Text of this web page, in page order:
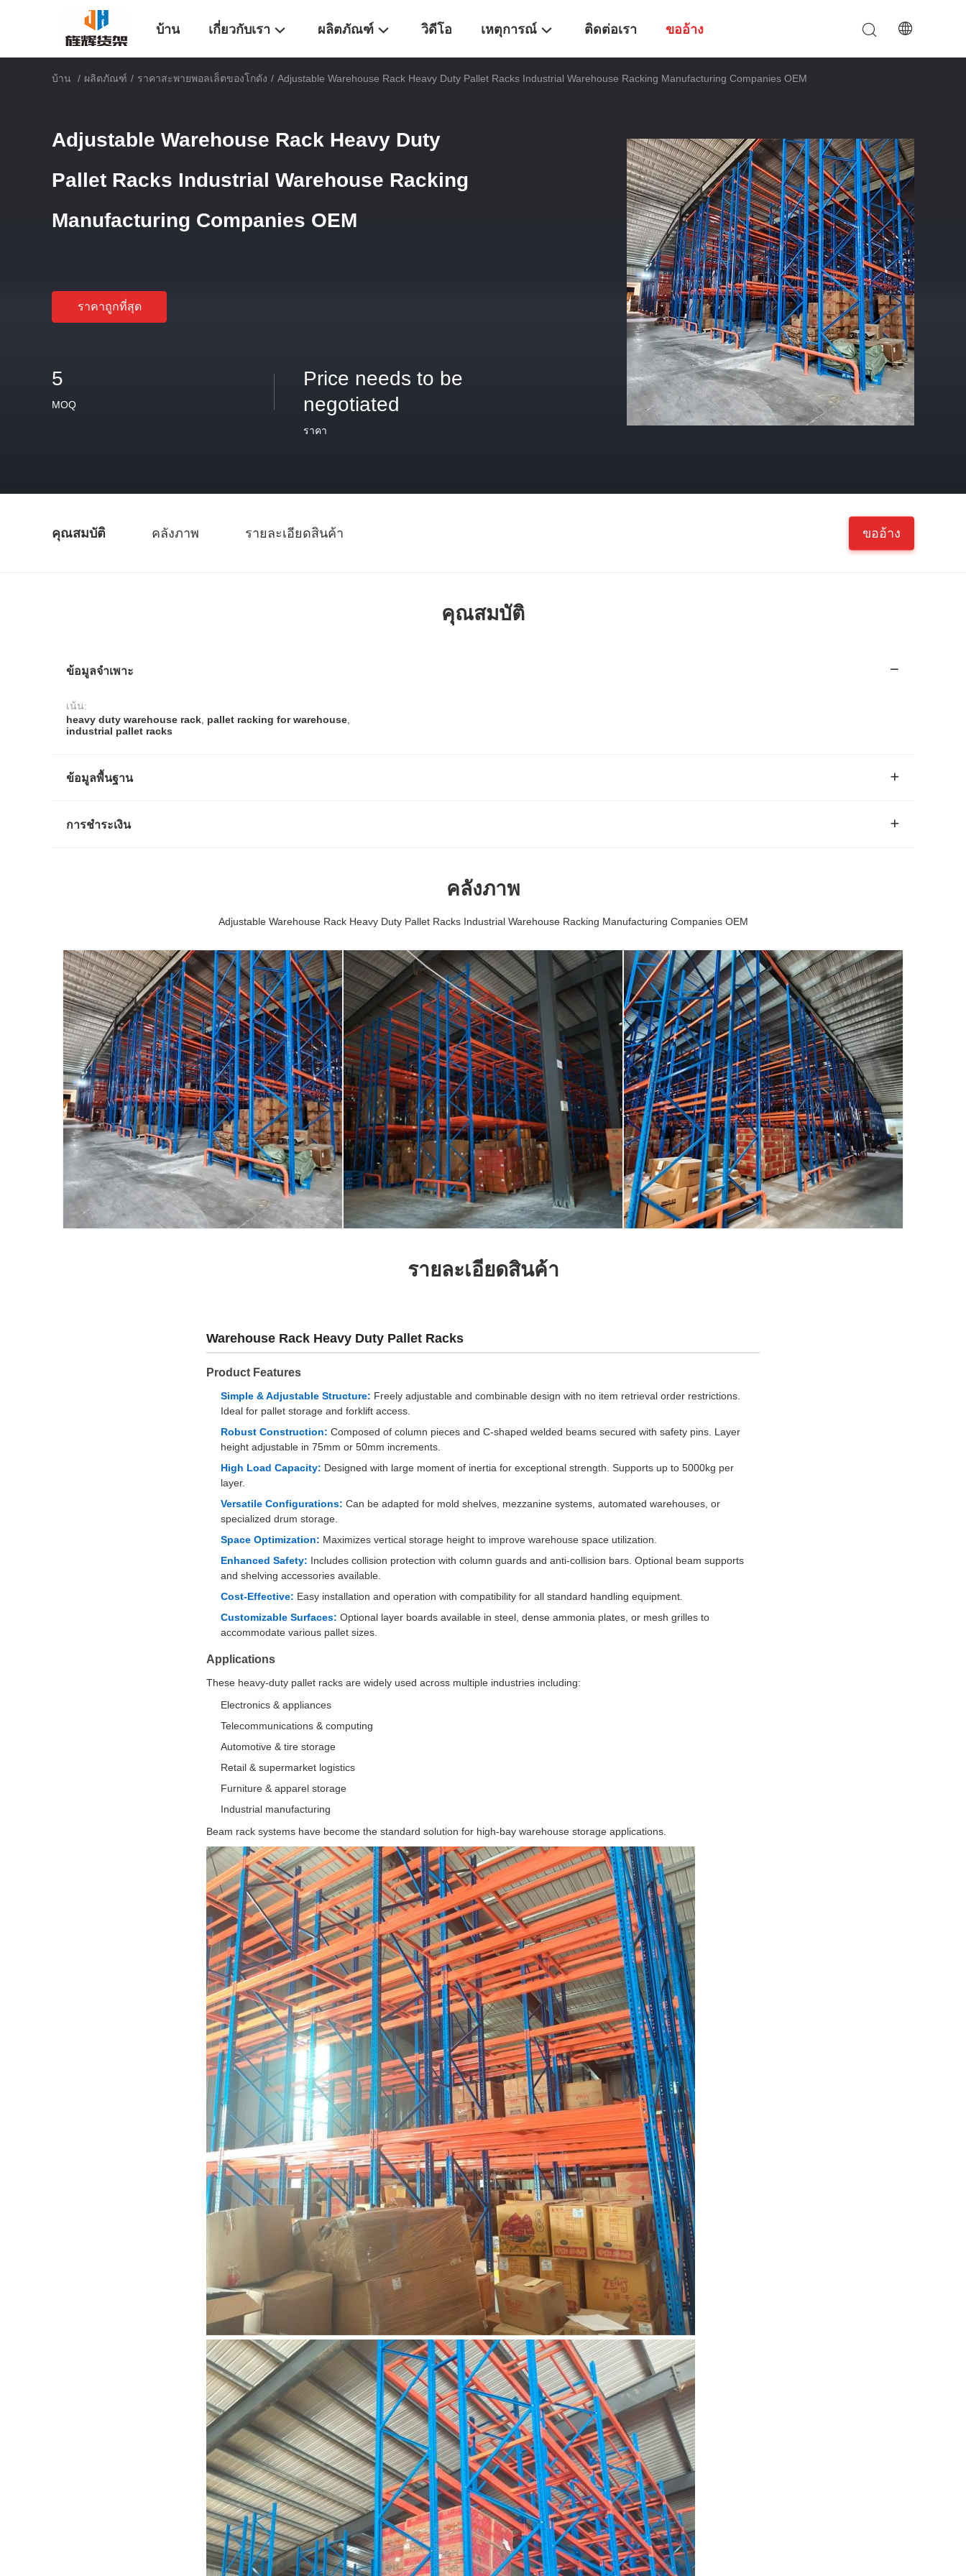
บ้าน เกี่ยวกับเรา ผลิตภัณฑ์ วิดีโอ เหตุการณ์ ติดต่อเรา ขออ้าง
บ้าน / ผลิตภัณฑ์ / ราคาสะพายพอลเล็ตของโกดัง / Adjustable Warehouse Rack Heavy Duty Pallet Racks Industrial Warehouse Racking Manufacturing Companies OEM
Adjustable Warehouse Rack Heavy Duty
Pallet Racks Industrial Warehouse Racking
Manufacturing Companies OEM
ราคาถูกที่สุด
5
MOQ
Price needs to be
negotiated
ราคา
คุณสมบัติ คลังภาพ รายละเอียดสินค้า ขออ้าง
คุณสมบัติ
ข้อมูลจำเพาะ
เน้น:
heavy duty warehouse rack pallet racking for warehouse
industrial pallet racks
ข้อมูลพื้นฐาน
การชำระเงิน
คลังภาพ
Adjustable Warehouse Rack Heavy Duty Pallet Racks Industrial Warehouse Racking Manufacturing Companies OEM
รายละเอียดสินค้า
Warehouse Rack Heavy Duty Pallet Racks
Product Features
Simple & Adjustable Structure: Freely adjustable and combinable design with no item retrieval order restrictions.
Ideal for pallet storage and forklift access.
Robust Construction: Composed of column pieces and C-shaped welded beams secured with safety pins. Layer
height adjustable in 75mm or 50mm increments.
High Load Capacity: Designed with large moment of inertia for exceptional strength. Supports up to 5000kg per
layer.
Versatile Configurations: Can be adapted for mold shelves, mezzanine systems, automated warehouses, or
specialized drum storage.
Space Optimization: Maximizes vertical storage height to improve warehouse space utilization.
Enhanced Safety: Includes collision protection with column guards and anti-collision bars. Optional beam supports
and shelving accessories available.
Cost-Effective: Easy installation and operation with compatibility for all standard handling equipment.
Customizable Surfaces: Optional layer boards available in steel, dense ammonia plates, or mesh grilles to
accommodate various pallet sizes.
Applications
These heavy-duty pallet racks are widely used across multiple industries including:
Electronics & appliances
Telecommunications & computing
Automotive & tire storage
Retail & supermarket logistics
Furniture & apparel storage
Industrial manufacturing
Beam rack systems have become the standard solution for high-bay warehouse storage applications.